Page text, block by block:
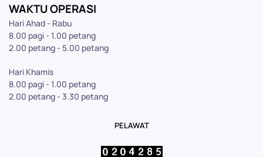
WAKTU OPERASI
Hari Ahad - Rabu
8.00 pagi - 1.00 petang
2.00 petang - 5.00 petang
Hari Khamis
8.00 pagi - 1.00 petang
2.00 petang - 3.30 petang
PELAWAT